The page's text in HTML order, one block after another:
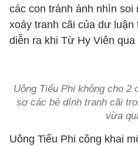
các con tránh ánh nhìn soi
xoáy tranh cãi của dư
diễn ra khi Từ Hy Viên
Uông Tiểu Phi không cho
sợ các bé dính tranh cãi
vừa
Uông Tiểu Phi công khai